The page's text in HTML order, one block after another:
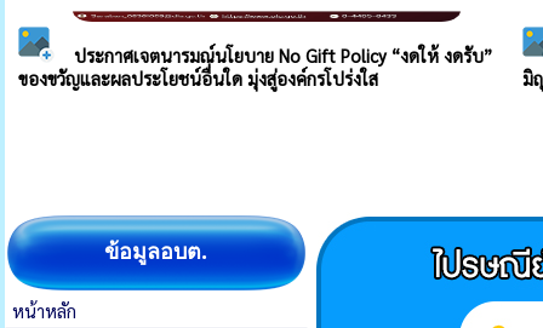
ข้อมูลอบต.
หน้าหลัก